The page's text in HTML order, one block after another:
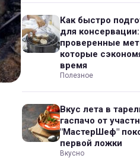
Как быстро
для
проверенные
которые
время
Полезное
Вкус лета в
гаспачо от
"МастерШеф"
первой ложки
Вкусно